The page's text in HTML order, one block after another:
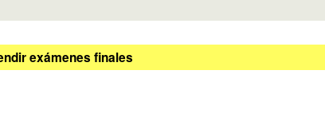
exámenes finales